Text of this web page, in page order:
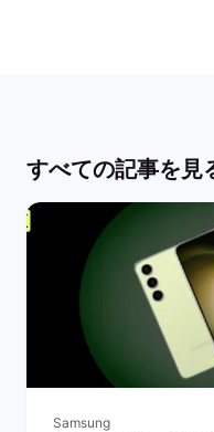
すべての記事を見
Samsung